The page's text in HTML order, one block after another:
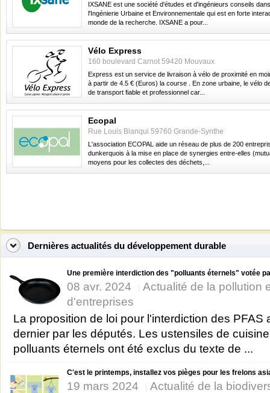
IXSANE est une société d'études et d'ingénieurs conseils
l'Ingénierie Urbaine et Environnementale qui est en forte
monde de la recherche. IXSANE a pour...
Vélo Express
160 boulevard Carnot 59420 Mouvaux
Express est un service de livraison à vélo de proximité en
à partir de 4.5 € (Euros) la course . En zone urbaine, le vélo
de transport fiable et professionnel car...
Ecopal
Rue Louis Blanqui 59760 Grande-Synthe
L'association ECOPAL aide un réseau de plus de 200
dunkerquois à la mise en place de synergies entre-elles
moyens pour les collectes des déchets,...
Dernières actualités du développement durable
Une première interdiction des "polluants éternels" votée
08 avr. 2024
Actualité de la pollution
d'entreprises
La proposition de loi pour l'interdiction des PFAS
dernier par les députés. Les ustensiles de
polluants éternels ont été exclus du texte de ...
C'est le printemps, installez vos pièges pour les frelons
19 mars 2024
Actualité de la